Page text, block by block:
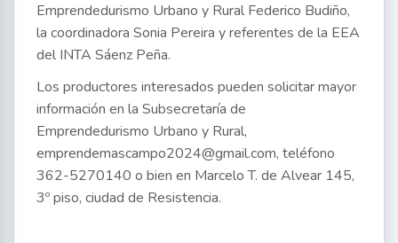
Emprendedurismo Urbano y Rural Federico Budiño,
la coordinadora Sonia Pereira y referentes de la EEA
del INTA Sáenz Peña.
Los productores interesados pueden solicitar mayor
información en la Subsecretaría de
Emprendedurismo Urbano y Rural,
emprendemascampo2024@gmail.com, teléfono
362-5270140 o bien en Marcelo T. de Alvear 145,
3º piso, ciudad de Resistencia.